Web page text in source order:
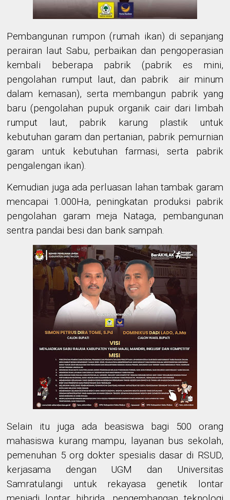
Pembangunan rumpon (rumah ikan) di sepanjang
perairan laut Sabu, perbaikan dan pengoperasian
kembali beberapa pabrik (pabrik es mini,
pengolahan rumput laut, dan pabrik air minum
dalam kemasan), serta membangun pabrik yang
baru (pengolahan pupuk organik cair dari limbah
rumput laut, pabrik karung plastik untuk
kebutuhan garam dan pertanian, pabrik pemurnian
garam untuk kebutuhan farmasi, serta pabrik
pengalengan ikan).
Kemudian juga ada perluasan lahan tambak garam
mencapai 1.000Ha, peningkatan produksi pabrik
pengolahan garam meja Nataga, pembangunan
sentra pandai besi dan bank sampah.
Selain itu juga ada beasiswa bagi 500 orang
mahasiswa kurang mampu, layanan bus sekolah,
pemenuhan 5 org dokter spesialis dasar di RSUD,
kerjasama dengan UGM dan Universitas
Samratulangi untuk rekayasa genetik lontar